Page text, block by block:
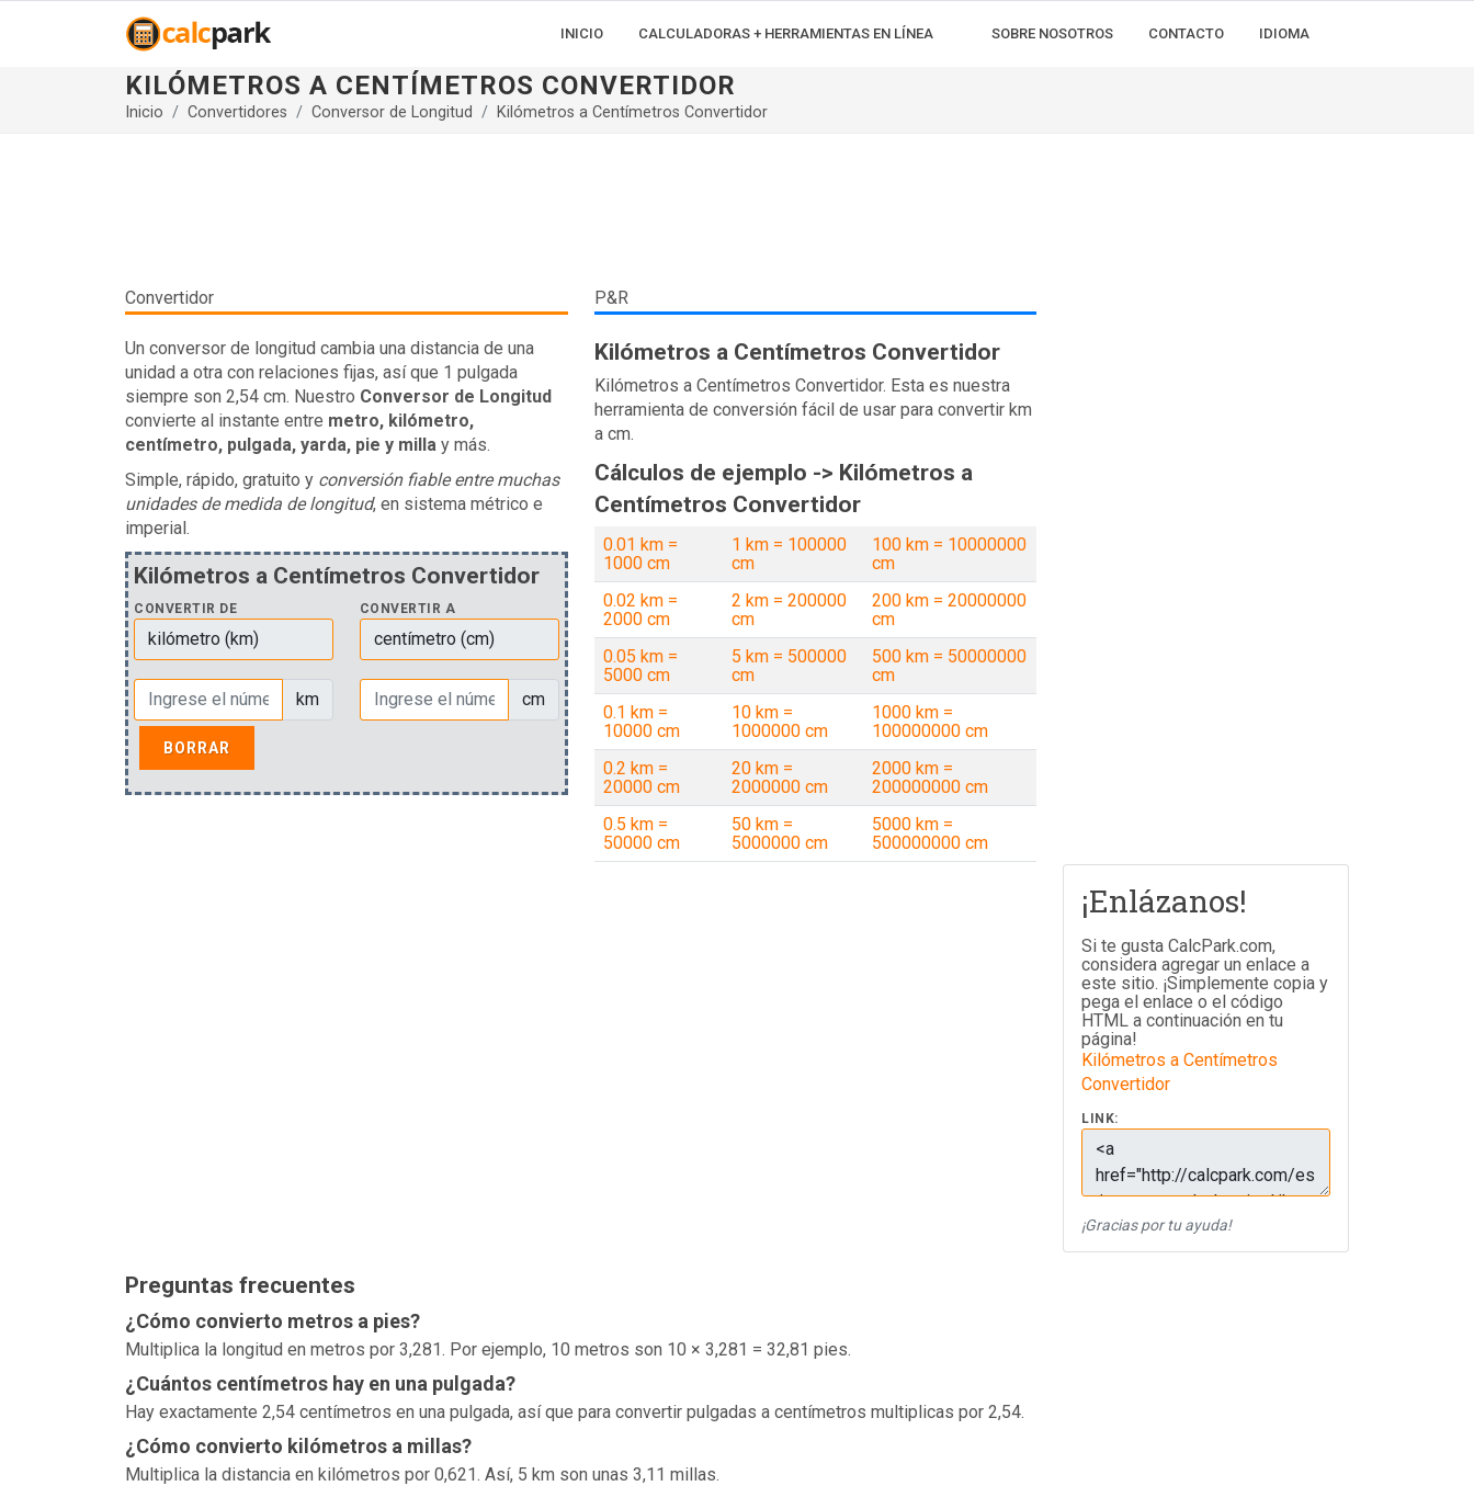
INICIO CALCULADORAS + HERRAMIENTAS EN LÍNEA SOBRE NOSOTROS CONTACTO IDIOMA
KILÓMETROS A CENTÍMETROS CONVERTIDOR
Inicio Convertidores Conversor de Longitud Kilómetros a Centímetros Convertidor
Convertidor
Un conversor de longitud cambia una distancia de una
unidad a otra con relaciones fijas, así que 1 pulgada
siempre son 2,54 cm. Nuestro Conversor de Longitud
convierte al instante entre metro, kilómetro,
centímetro, pulgada, yarda, pie y milla y más.
Simple, rápido, gratuito y conversión fiable entre muchas
unidades de medida de longitud, en sistema métrico e
imperial.
Kilómetros a Centímetros Convertidor
CONVERTIR DE CONVERTIR A
km cm
P&R
Kilómetros a Centímetros Convertidor
Kilómetros a Centímetros Convertidor. Esta es nuestra
herramienta de conversión fácil de usar para convertir km
a cm.
Cálculos de ejemplo -> Kilómetros a
Centímetros Convertidor
0.01 km =
1000 cm
1 km = 100000
cm
100 km = 10000000
cm
0.02 km =
2000 cm
2 km = 200000
cm
200 km = 20000000
cm
0.05 km =
5000 cm
5 km = 500000
cm
500 km = 50000000
cm
0.1 km =
10000 cm
10 km =
1000000 cm
1000 km =
100000000 cm
0.2 km =
20000 cm
20 km =
2000000 cm
2000 km =
200000000 cm
0.5 km =
50000 cm
50 km =
5000000 cm
5000 km =
500000000 cm
¡Enlázanos!
Si te gusta CalcPark.com,
considera agregar un enlace a
este sitio. ¡Simplemente copia y
pega el enlace o el código
HTML a continuación en tu
página!
Kilómetros a Centímetros
Convertidor
LINK:
¡Gracias por tu ayuda!
Preguntas frecuentes
¿Cómo convierto metros a pies?
Multiplica la longitud en metros por 3,281. Por ejemplo, 10 metros son 10 × 3,281 = 32,81 pies.
¿Cuántos centímetros hay en una pulgada?
Hay exactamente 2,54 centímetros en una pulgada, así que para convertir pulgadas a centímetros multiplicas por 2,54.
¿Cómo convierto kilómetros a millas?
Multiplica la distancia en kilómetros por 0,621. Así, 5 km son unas 3,11 millas.